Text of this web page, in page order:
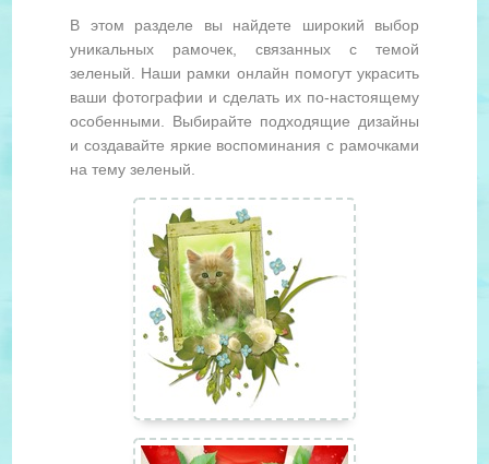
В этом разделе вы найдете широкий выбор
уникальных рамочек, связанных с темой
зеленый. Наши рамки онлайн помогут украсить
ваши фотографии и сделать их по-настоящему
особенными. Выбирайте подходящие дизайны
и создавайте яркие воспоминания с рамочками
на тему зеленый.